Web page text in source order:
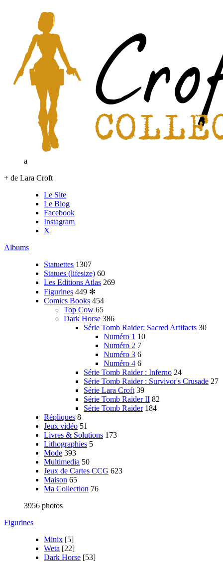
a
+ de Lara Croft
Le Site
Le Blog
Facebook
Instagram
X
Albums
Statuettes 1307
Statues (lifesize) 60
Les Editions Atlas 269
Figurines 449 ✻
Comics Books 454
Top Cow 65
Dark Horse 386
Série Tomb Raider: Sacred Artifacts 30
Numéro 1 10
Numéro 2 7
Numéro 3 6
Numéro 4 6
Série Tomb Raider : Inferno 24
Série Tomb Raider : Survivor's Crusade 27
Série Lara Croft 39
Série Tomb Raider II 82
Série Tomb Raider 184
Répliques 8
Jeux vidéo 51
Livres & Solutions 173
Lithographies 5
Mode 393
Multimedia 50
Jeux de Cartes CCG 623
Maison 65
Ma Collection 76
3956 photos
Figurines
Minix [5]
Weta [22]
Dark Horse [53]